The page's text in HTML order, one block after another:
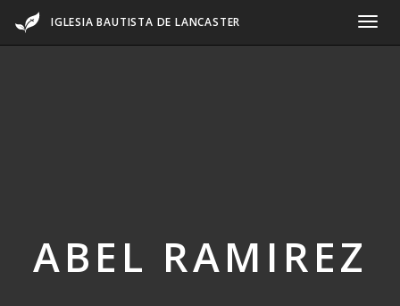
IGLESIA BAUTISTA DE LANCASTER
ABEL RAMIREZ